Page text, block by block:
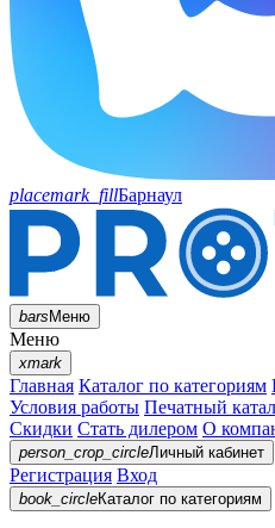
placemark_fillБарнаул
barsМеню
Меню
xmark
Главная Каталог по категориям
Условия работы Печатный
Скидки Стать дилером О
person_crop_circleЛичный кабинет
Регистрация Вход
book_circleКаталог по категориям